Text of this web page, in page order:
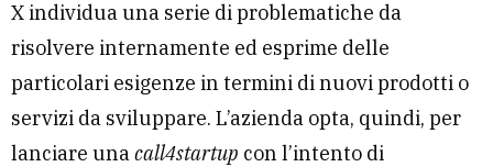
X individua una serie di problematiche da
risolvere internamente ed esprime delle
particolari esigenze in termini di nuovi prodotti o
servizi da sviluppare. L’azienda opta, quindi, per
lanciare unacall4startup con l’intento di